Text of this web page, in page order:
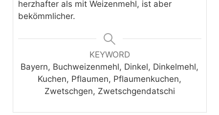
herzhafter als mit Weizenmehl, ist aber
bekömmlicher.
KEYWORD
Bayern, Buchweizenmehl, Dinkel, Dinkelmehl,
Kuchen, Pflaumen, Pflaumenkuchen,
Zwetschgen, Zwetschgendatschi